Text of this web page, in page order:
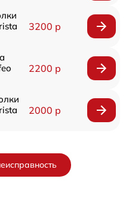
3200 р
2200 р
2000 р